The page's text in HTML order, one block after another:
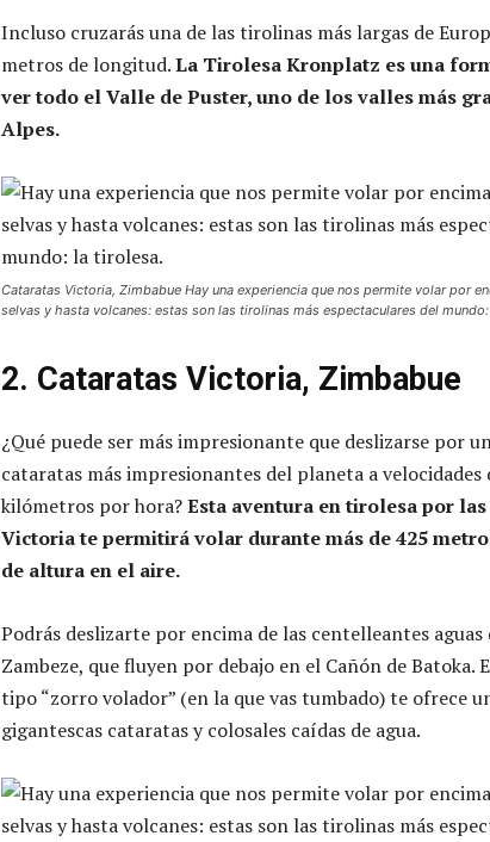
Incluso cruzarás una de las tirolinas más largas de
metros de longitud.La Tirolesa Kronplatz es una
ver todo el Valle de Puster, uno de los valles más
Alpes.
Cataratas Victoria, Zimbabue Hay una experiencia que nos permite volar por
selvas y hasta volcanes: estas son las tirolinas más espectaculares del
2. Cataratas Victoria, Zimbabue
¿Qué puede ser más impresionante que deslizarse por
cataratas más impresionantes del planeta a velocidades
kilómetros por hora?Esta aventura en tirolesa por
Victoria te permitirá volar durante más de 425
de altura en el aire.
Podrás deslizarte por encima de las centelleantes aguas
Zambeze, que fluyen por debajo en el Cañón de Batoka.
tipo “zorro volador” (en la que vas tumbado) te ofrece
gigantescas cataratas y colosales caídas de agua.